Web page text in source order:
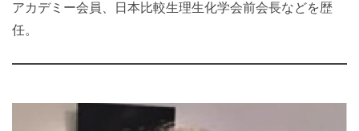
アカデミー会員、日本比較生理生化学会前会長などを歴
任。